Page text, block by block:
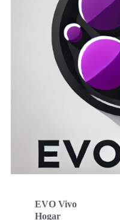
EVO Vivo
Hogar